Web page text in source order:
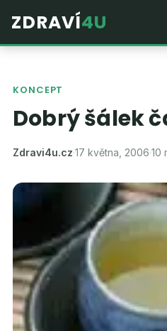
ZDRAVÍ4U
KONCEPT
Dobrý šálek
Zdravi4u.cz·17 května, 2006·10